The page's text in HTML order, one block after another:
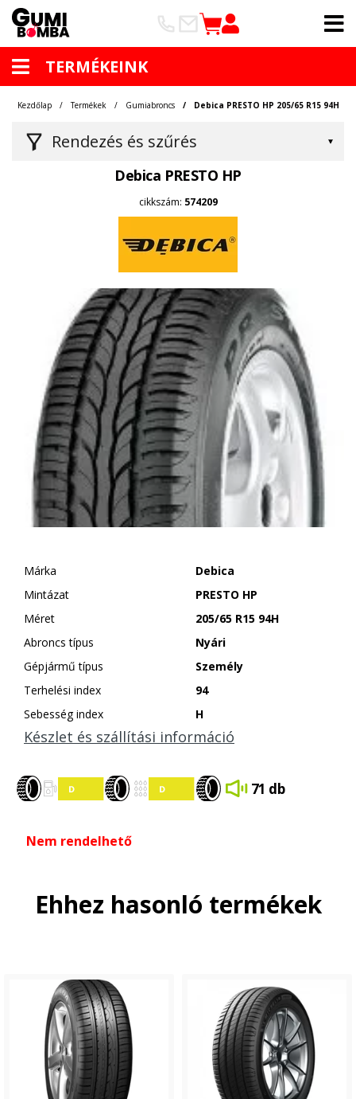
TERMÉKEINK
Rendezés és szűrés
Kezdőlap Termékek Gumiabroncs Debica PRESTO HP 205/65 R15 94H
Debica PRESTO HP
cikkszám: 574209
Márka
Debica
Mintázat
PRESTO HP
Méret
205/65 R15 94H
Abroncs típus
Nyári
Gépjármű típus
Személy
Terhelési index
94
Sebesség index
H
Készlet és szállítási információ
71 db
Nem rendelhető
Ehhez hasonló termékek